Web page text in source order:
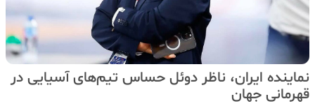
نماینده ایران، ناظر دوئل حساس تیم‌های آسیایی در
قهرمانی جهان